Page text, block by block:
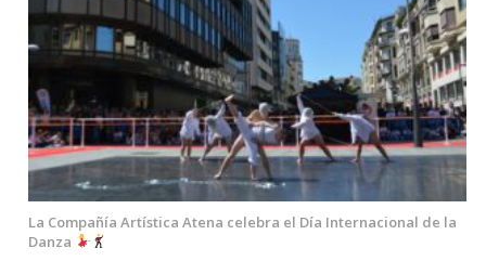
La Compañía Artística Atena celebra el Día Internacional de la
Danza